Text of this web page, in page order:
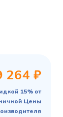
264 ₽
15% от
Цены